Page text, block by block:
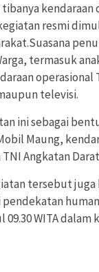
resmi
termasuk
operasional
televisi.
ini sebagai
Maung,
Angkatan
tersebut
WITA dalam